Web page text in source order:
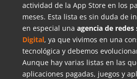
actividad de la App Store en los
meses. Esta lista es sin duda de
en especial una agencia de redes
Digital, ya que vivimos en una
tecnológica y debemos
Aunque hay varias listas en las
aplicaciones pagadas, juegos y